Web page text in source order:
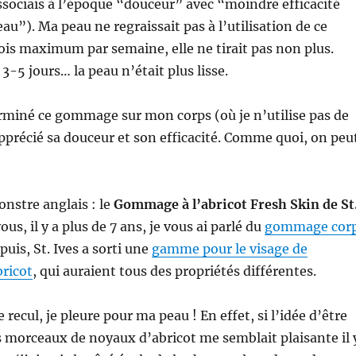
à l’époque “douceur” avec “moindre efficacité
Ma peau ne regraissait pas à l’utilisation de ce
maximum par semaine, elle ne tirait pas non plus.
5 jours… la peau n’était plus lisse.
ce gommage sur mon corps (où je n’utilise pas de
sa douceur et son efficacité. Comme quoi, on
anglais : le Gommage à l’abricot Fresh Skin de
il y a plus de 7 ans, je vous ai parlé du gommage
St. Ives a sorti une gamme pour le visage de
, qui auraient tous des propriétés différentes.
recul, je pleure pour ma peau ! En effet, si l’idée d’être
morceaux de noyaux d’abricot me semblait plaisante il